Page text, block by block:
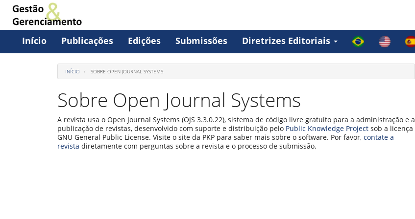
Acesso
rápido
para
o
Início Publicações Edições Submissões Diretrizes Editoriais
INÍCIO SOBRE OPEN JOURNAL SYSTEMS
Sobre Open Journal Systems
A revista usa o Open Journal Systems (OJS 3.3.0.22), sistema de código livre gratuito para a administração e a
publicação de revistas, desenvolvido com suporte e distribuição pelo Public Knowledge Project sob a licença
GNU General Public License. Visite o site da PKP para saber mais sobre o software. Por favor, contate a
revista diretamente com perguntas sobre a revista e o processo de submissão.